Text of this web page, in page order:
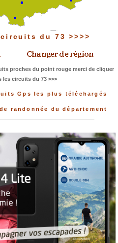
du 73 >>>>
proches du point rouge merci de cliquer
les circuits du 73 >>>
Gps les plus téléchargés
randonnée du département